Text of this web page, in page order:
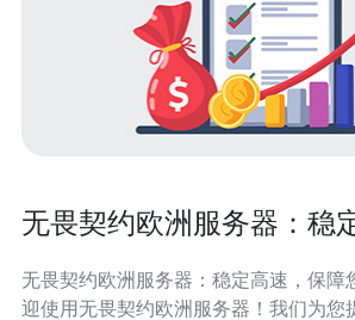
无畏契约欧洲服务器：稳
无畏契约欧洲服务器：稳定高速，保障您
迎使用无畏契约欧洲服务器！我们为您